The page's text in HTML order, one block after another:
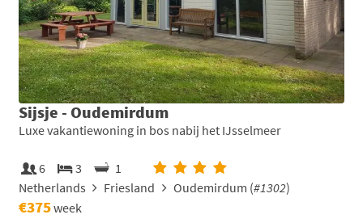
Sijsje - Oudemirdum
Luxe vakantiewoning in bos nabij het IJsselmeer
6 3
1
Netherlands
Friesland Oudemirdum (#1302)
€375week